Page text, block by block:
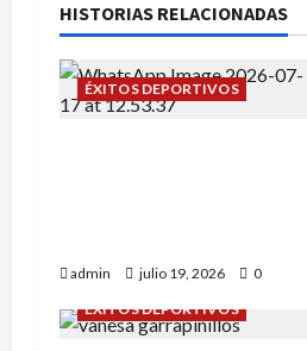
HISTORIAS RELACIONADAS
ÉXITOS DEPORTIVOS
admin julio 19, 2026
0
ÉXITOS DEPORTIVOS